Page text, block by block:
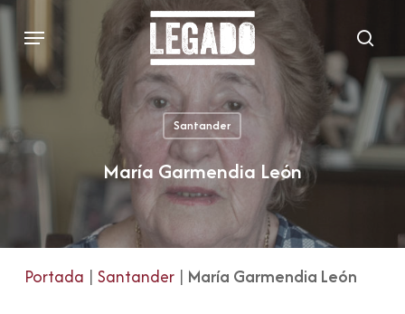
Skip
main
content
Menu
Santander
María Garmendia León
Portada | Santander| María Garmendia León